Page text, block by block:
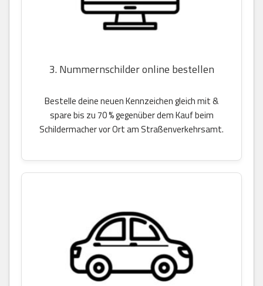
3. Nummernschilder online bestellen
Bestelle deine neuen Kennzeichen gleich mit &
spare bis zu 70 % gegenüber dem Kauf beim
Schildermacher vor Ort am Straßenverkehrsamt.